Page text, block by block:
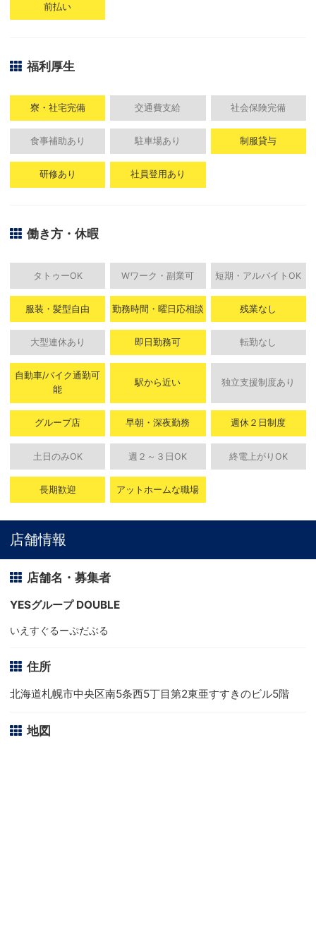
前払い
福利厚生
寮・社宅完備 交通費支給 社会保険完備
食事補助あり 駐車場あり 制服貸与
研修あり 社員登用あり
働き方・休暇
タトゥーOK Wワーク・副業可 短期・アルバイトOK
服装・髪型自由 勤務時間・曜日応相談 残業なし
大型連休あり 即日勤務可 転勤なし
自動車/バイク通勤可
能
駅から近い 独立支援制度あり
グループ店 早朝・深夜勤務 週休２日制度
土日のみOK 週２～３日OK 終電上がりOK
長期歓迎 アットホームな職場
店舗情報
店舗名・募集者
YESグループ DOUBLE
いえすぐるーぷだぶる
住所
北海道札幌市中央区南5条西5丁目第2東亜すすきのビル5階
地図